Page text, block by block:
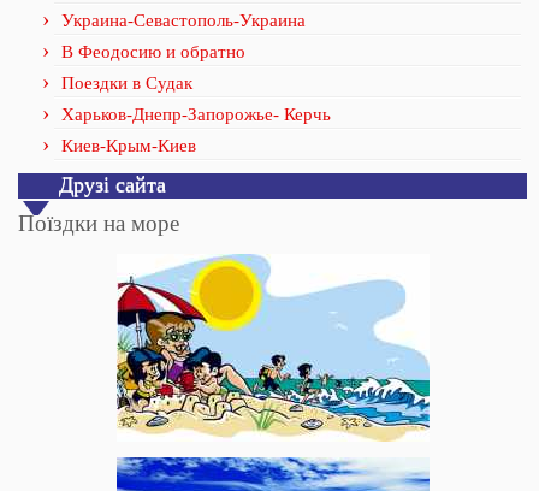
Украина-Севастополь-Украина
В Феодосию и обратно
Поездки в Судак
Харьков-Днепр-Запорожье- Керчь
Киев-Крым-Киев
Друзі сайта
Поїздки на море